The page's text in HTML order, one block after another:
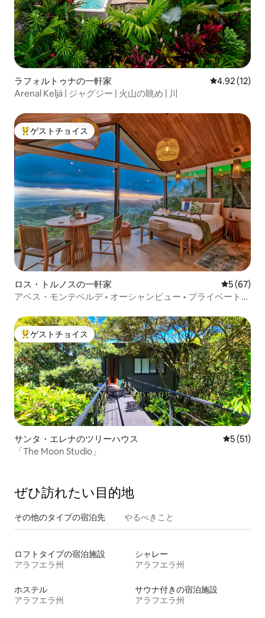
ラフォルトゥナの一軒家 レビュー12
4.92 (12)
Arenal Keljá | ジャグジー | 火山の眺め | 川
大好評のゲストチョイスです。
ゲストチョイス
ロス・トルノスの一軒家 レビュー
5 (67)
アベス・モンテベルデ • オーシャンビュー • プライベートジ
大好評のゲストチョイスです。
ゲストチョイス
サンタ・エレナのツリーハウス レビュー
5 (51)
「The Moon Studio」
ぜひ訪⁠れ⁠た⁠い目⁠的⁠地
その他のタ⁠イ⁠プ⁠の宿⁠泊⁠先 やるべきこと
ロフトタイプの宿泊施設
アラフエラ州
シャレー
アラフエラ州
ホステル
アラフエラ州
サウナ付きの宿泊施設
アラフエラ州